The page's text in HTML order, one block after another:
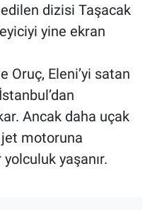
dizisi Taşacak
yine ekran
Oruç, Eleni’yi satan
Ancak daha uçak
jet motoruna
yolculuk yaşanır.